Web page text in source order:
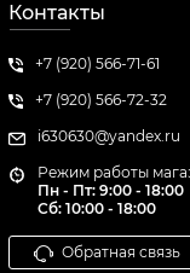
Контакты
+7 (920) 566-71-61
+7 (920) 566-72-32
i630630@yandex.ru
Режим работы
Пн - Пт: 9:00 - 18:00
Сб: 10:00 - 18:00
Обратная связь